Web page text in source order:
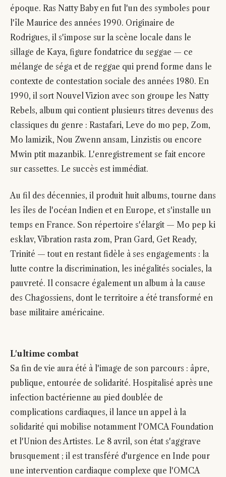
époque. Ras Natty Baby en fut l'un des symboles pour
l'île Maurice des années 1990. Originaire de
Rodrigues, il s'impose sur la scène locale dans le
sillage de Kaya, figure fondatrice du seggae — ce
mélange de séga et de reggae qui prend forme dans le
contexte de contestation sociale des années 1980. En
1990, il sort Nouvel Vizion avec son groupe les Natty
Rebels, album qui contient plusieurs titres devenus des
classiques du genre : Rastafari, Leve do mo pep, Zom,
Mo lamizik, Nou Zwenn ansam, Linzistis ou encore
Mwin ptit mazanbik. L'enregistrement se fait encore
sur cassettes. Le succès est immédiat.
Au fil des décennies, il produit huit albums, tourne dans
les îles de l'océan Indien et en Europe, et s'installe un
temps en France. Son répertoire s'élargit — Mo pep ki
esklav, Vibration rasta zom, Pran Gard, Get Ready,
Trinité — tout en restant fidèle à ses engagements : la
lutte contre la discrimination, les inégalités sociales, la
pauvreté. Il consacre également un album à la cause
des Chagossiens, dont le territoire a été transformé en
base militaire américaine.
L'ultime combat
Sa fin de vie aura été à l'image de son parcours : âpre,
publique, entourée de solidarité. Hospitalisé après une
infection bactérienne au pied doublée de
complications cardiaques, il lance un appel à la
solidarité qui mobilise notamment l'OMCA Foundation
et l'Union des Artistes. Le 8 avril, son état s'aggrave
brusquement ; il est transféré d'urgence en Inde pour
une intervention cardiaque complexe que l'OMCA